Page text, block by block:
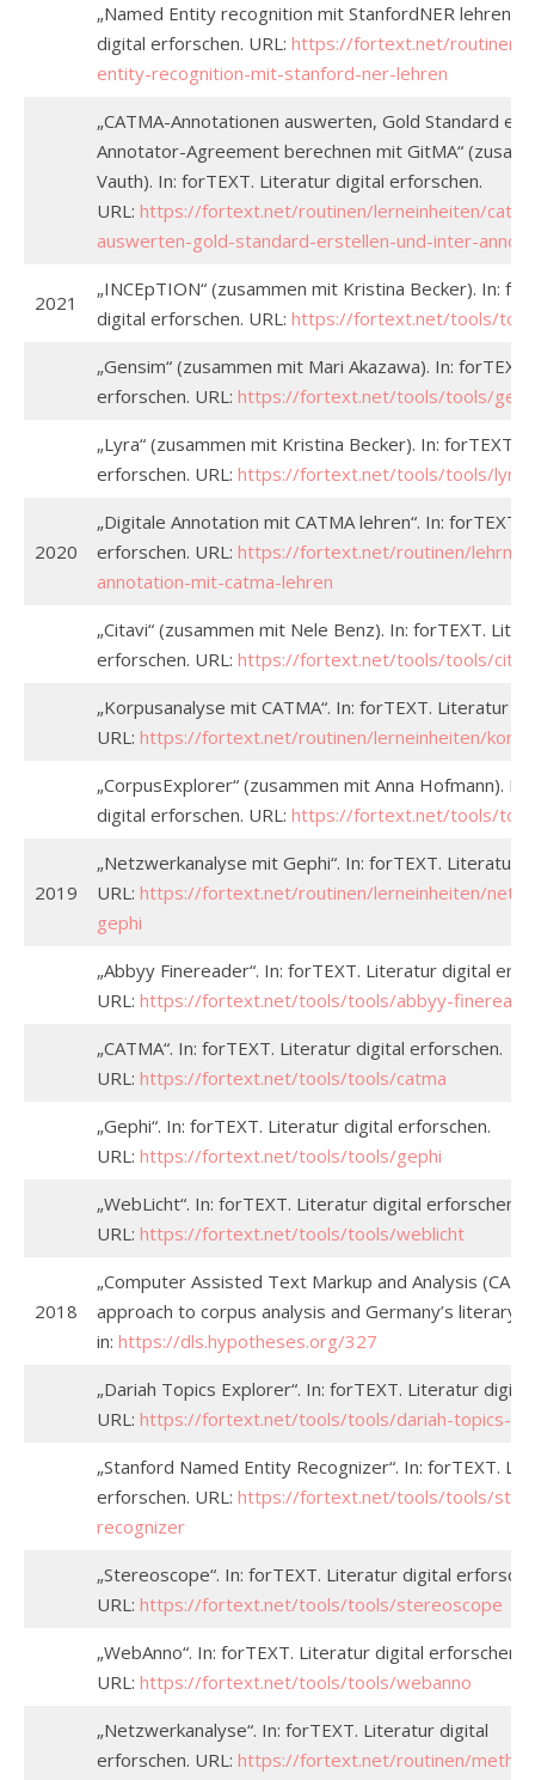
„Named Entity recognition mit StanfordNER lehren“.
digital erforschen. URL: https://fortext.net/routinen/
entity-recognition-mit-stanford-ner-lehren
„CATMA-Annotationen auswerten, Gold Standard
Annotator-Agreement berechnen mit GitMA“
Vauth). In: forTEXT. Literatur digital erforschen.
URL: https://fortext.net/routinen/lerneinheiten/
auswerten-gold-standard-erstellen-und-inter-
2021
„INCEpTION“ (zusammen mit Kristina Becker). In:
digital erforschen. URL: https://fortext.net/tools/
„Gensim“ (zusammen mit Mari Akazawa). In:
erforschen. URL: https://fortext.net/tools/tools/
„Lyra“ (zusammen mit Kristina Becker). In: forTEXT.
erforschen. URL: https://fortext.net/tools/tools/lyra
2020
„Digitale Annotation mit CATMA lehren“. In: forTEXT.
erforschen. URL: https://fortext.net/routinen/
annotation-mit-catma-lehren
„Citavi“ (zusammen mit Nele Benz). In: forTEXT.
erforschen. URL: https://fortext.net/tools/tools/citavi
„Korpusanalyse mit CATMA“. In: forTEXT. Literatur
URL: https://fortext.net/routinen/lerneinheiten/
„CorpusExplorer“ (zusammen mit Anna Hofmann).
digital erforschen. URL: https://fortext.net/tools/
2019
„Netzwerkanalyse mit Gephi“. In: forTEXT. Literatur
URL: https://fortext.net/routinen/lerneinheiten/
gephi
„Abbyy Finereader“. In: forTEXT. Literatur digital
URL: https://fortext.net/tools/tools/abbyy-
„CATMA“. In: forTEXT. Literatur digital erforschen.
URL: https://fortext.net/tools/tools/catma
„Gephi“. In: forTEXT. Literatur digital erforschen.
URL: https://fortext.net/tools/tools/gephi
„WebLicht“. In: forTEXT. Literatur digital erforschen.
URL: https://fortext.net/tools/tools/weblicht
2018
„Computer Assisted Text Markup and Analysis
approach to corpus analysis and Germany’s literary
in: https://dls.hypotheses.org/327
„Dariah Topics Explorer“. In: forTEXT. Literatur
URL: https://fortext.net/tools/tools/dariah-topics-
„Stanford Named Entity Recognizer“. In: forTEXT.
erforschen. URL: https://fortext.net/tools/tools/
recognizer
„Stereoscope“. In: forTEXT. Literatur digital
URL: https://fortext.net/tools/tools/stereoscope
„WebAnno“. In: forTEXT. Literatur digital erforschen.
URL: https://fortext.net/tools/tools/webanno
„Netzwerkanalyse“. In: forTEXT. Literatur digital
erforschen. URL: https://fortext.net/routinen/